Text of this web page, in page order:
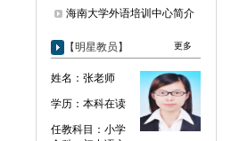
海南大学外语培训中心简介
【明星教员】 更多
姓名：张老师
学历：本科在读
任教科目：小学